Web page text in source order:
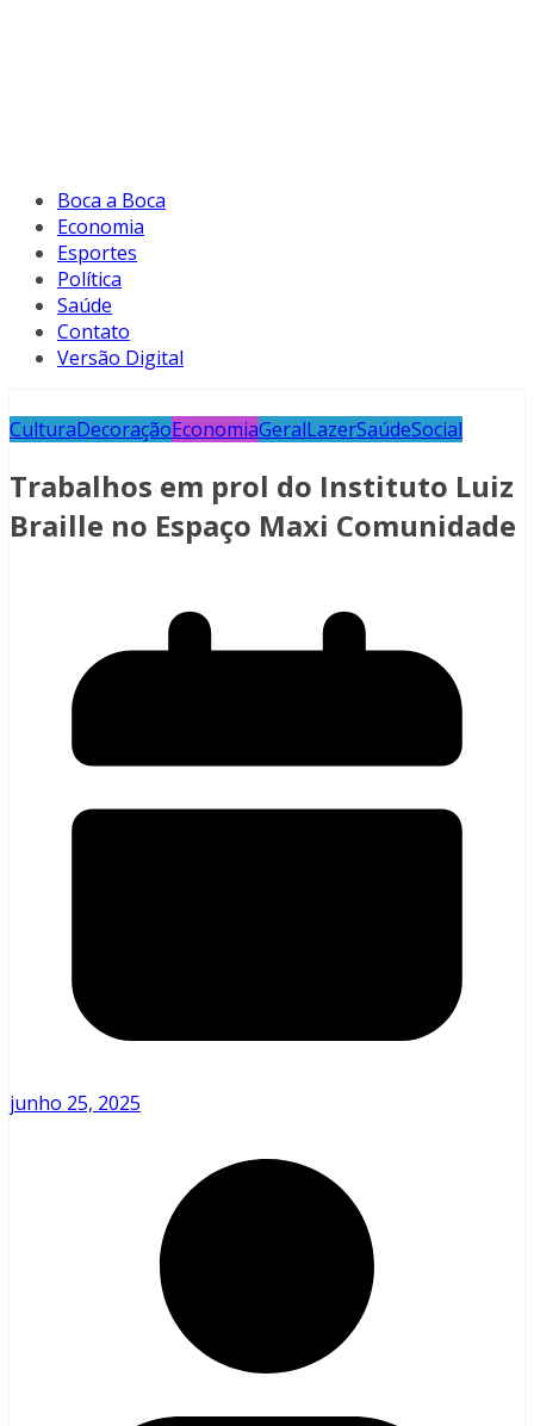
Boca a Boca
Economia
Esportes
Política
Saúde
Contato
Versão Digital
CulturaDecoraçãoEconomiaGeralLazerSaúdeSocial
Trabalhos em prol do Instituto Luiz
Braille no Espaço Maxi Comunidade
junho 25, 2025